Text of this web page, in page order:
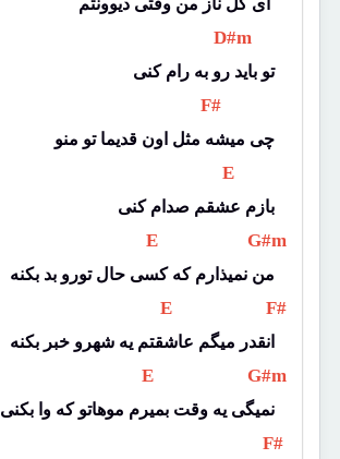
D#m
تو باید رو به رام کنی
F#
چی میشه مثل اون قدیما تو منو
E
بازم عشقم صدام کنی
E G#m
من نمیذارم که کسی حال تورو بد بکنه
E F#
انقدر میگم عاشقتم یه شهرو خبر بکنه
E G#m
نمیگی یه وقت بمیرم موهاتو که وا بکنی
F#